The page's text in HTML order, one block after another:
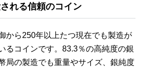
れる信頼のコイン
から250年以上たつ現在でも製造が
るコインです。83.3％の高純度の銀
局の製造でも重量やサイズ、銀純度